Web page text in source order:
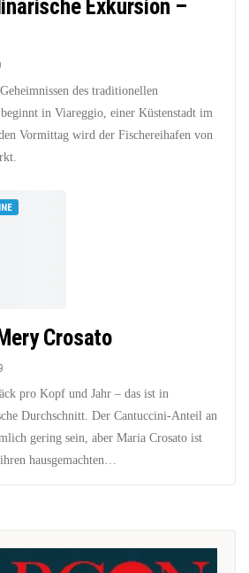
Exkursion –
des traditionellen
in Viareggio, einer Küstenstadt im
Vormittag wird der Fischereihafen von
Crosato
pro Kopf und Jahr – das ist in
Durchschnitt. Der Cantuccini-Anteil an
gering sein, aber Maria Crosato ist
hausgemachten…